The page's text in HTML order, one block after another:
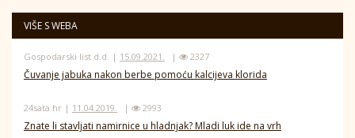
VIŠE S WEBA
Gospodarski list d.d. | 15.09.2021. | 2327
Čuvanje jabuka nakon berbe pomoću kalcijeva klorida
24sata.hr | 11.04.2019. | 2993
Znate li stavljati namirnice u hladnjak? Mladi luk ide na vrh